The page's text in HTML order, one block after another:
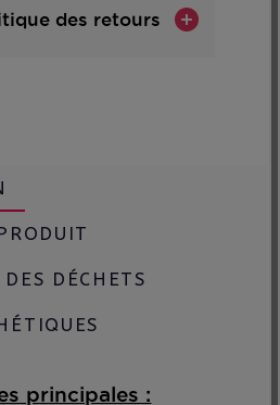
des retours
DÉCHETS
principales :